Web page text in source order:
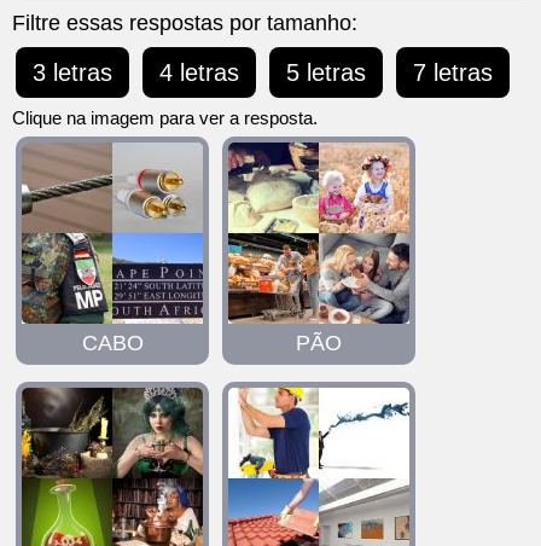
letras
e
digite
todas
as
letras:
Filtre essas respostas por tamanho:
3 letras 4 letras 5 letras 7 letras
Clique na imagem para ver a resposta.
CABO PÃO